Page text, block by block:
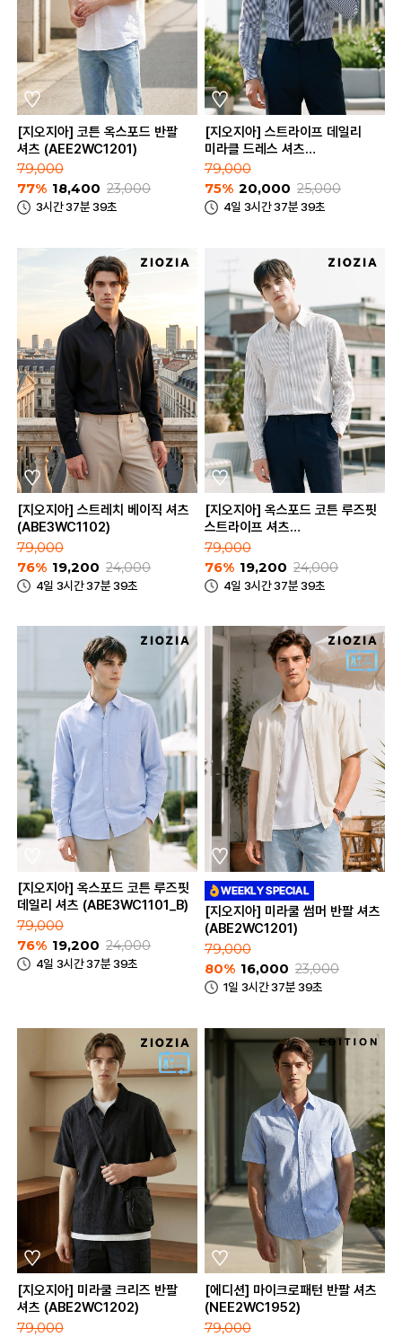
[지오지아] 코튼 옥스포드 반팔
셔츠 (AEE2WC1201)
79,000
77% 18,400 23,000
3시간 37분 39초
[지오지아] 스트라이프 데일리
미라클 드레스 셔츠
(AEE5WD1301_B)
79,000
75% 20,000 25,000
4일 3시간 37분 39초
[지오지아] 스트레치 베이직 셔츠
(ABE3WC1102)
79,000
76% 19,200 24,000
4일 3시간 37분 39초
[지오지아] 옥스포드 코튼 루즈핏
스트라이프 셔츠
(ABE3WC1101_A)
79,000
76% 19,200 24,000
4일 3시간 37분 39초
[지오지아] 옥스포드 코튼 루즈핏
데일리 셔츠 (ABE3WC1101_B)
79,000
76% 19,200 24,000
4일 3시간 37분 39초
[지오지아] 미라쿨 썸머 반팔 셔츠
(ABE2WC1201)
79,000
80% 16,000 23,000
1일 3시간 37분 39초
[지오지아] 미라쿨 크리즈 반팔
셔츠 (ABE2WC1202)
79,000
[에디션] 마이크로패턴 반팔 셔츠
(NEE2WC1952)
79,000